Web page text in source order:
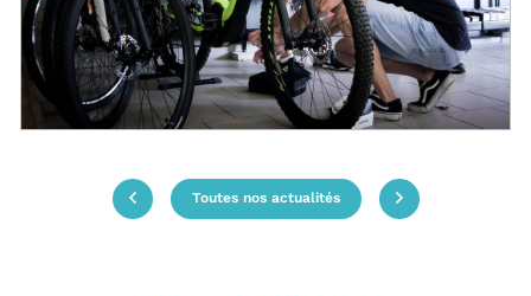
Toutes nos actualités